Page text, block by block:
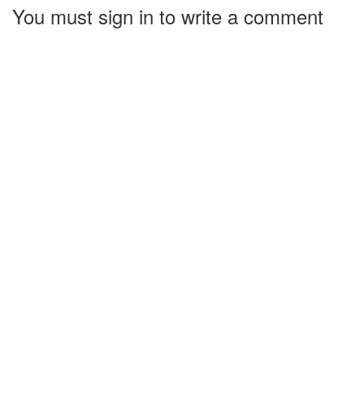
You must sign in to write a comment